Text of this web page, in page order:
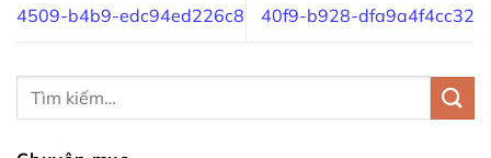
4509-b4b9-edc94ed226c8
40f9-b928-dfa9a4f4cc32